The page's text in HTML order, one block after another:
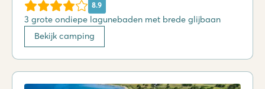
8.9
3 grote ondiepe lagunebaden met brede glijbaan
Bekijk camping